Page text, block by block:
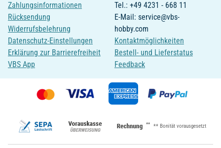
Zahlungsinformationen
Rücksendung
Widerrufsbelehrung
Datenschutz-Einstellungen
Erklärung zur Barrierefreiheit
VBS App
Tel.: +49 4231 - 668 11
E-Mail: service@vbs-
hobby.com
Kontaktmöglichkeiten
Bestell- und Lieferstatus
Feedback
** ** Bonität vorausgesetzt